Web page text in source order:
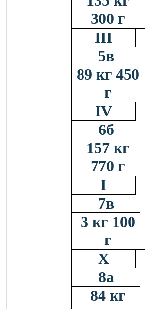
300 г
III
5в
89 кг 450
г
IV
6б
157 кг
770 г
I
7в
3 кг 100
г
X
8а
84 кг